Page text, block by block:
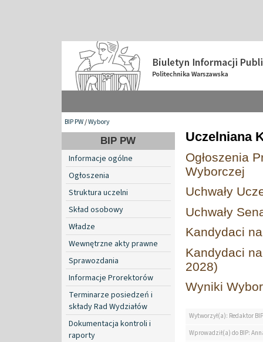
BIP PW/Wybory
BIP PW
Informacje ogólne
Ogłoszenia
Struktura uczelni
Skład osobowy
Władze
Wewnętrzne akty prawne
Sprawozdania
Informacje Prorektorów
Terminarze posiedzeń i
składy Rad Wydziałów
Dokumentacja kontroli i
raporty
Uczelniana
Ogłoszenia
Wyborczej
Uchwały
Uchwały
Kandydaci
Kandydaci
2028)
Wyniki
Wytworzył(a): Redaktor BIP
Wprowadził(a) do BIP: